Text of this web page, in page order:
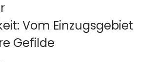
Vom Einzugsgebiet
Gefilde